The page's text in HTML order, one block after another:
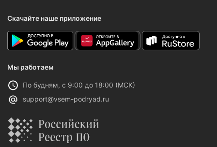
Скачайте наше приложение
Мы работаем
По будням, с 9:00 до 18:00 (МСК)
support@vsem-podryad.ru